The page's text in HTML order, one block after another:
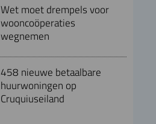
Wet moet drempels voor
wooncoöperaties
wegnemen
458 nieuwe betaalbare
huurwoningen op
Cruquiuseiland